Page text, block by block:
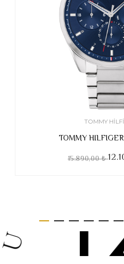
TOMMY
TOMMY
15.890,00 ₺